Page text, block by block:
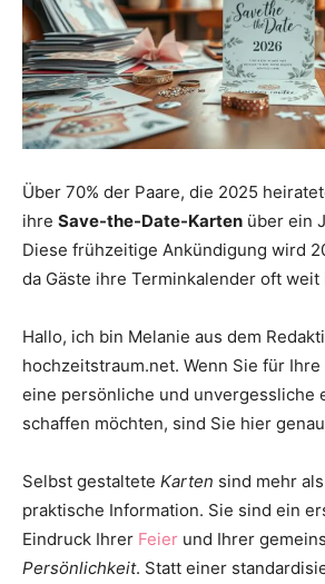
rund
um
das
Hochzeit
Über 70% der Paare, die 2025
ihre Save-the-Date-Karten über ein
Diese frühzeitige Ankündigung wird
da Gäste ihre Terminkalender oft weit
Hallo, ich bin Melanie aus dem
hochzeitstraum.net. Wenn Sie für Ihre
eine persönliche und unvergessliche
schaffen möchten, sind Sie hier
Selbst gestaltete Karten sind mehr
praktische Information. Sie sind ein
Eindruck Ihrer Feier und Ihrer
Persönlichkeit. Statt einer